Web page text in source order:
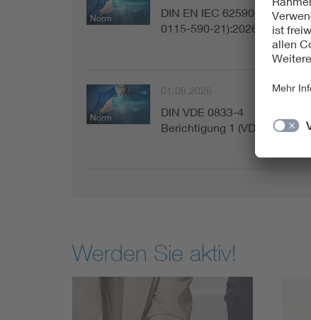
Norm
DIN EN IEC 62590-2-1 (VDE
0115-590-21):2026-09
Norm
01.09.2026
DIN VDE 0833-4
Berichtigung 1 (VDE 0833-…
Werden Sie aktiv!